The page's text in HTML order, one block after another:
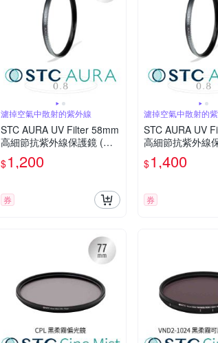
濾掉空氣中散射的紫外線
STC AURA UV Filter 58mm
高細節抗紫外線保護鏡 (公
司貨)
$1,200
券
濾掉空氣中散射的
STC AURA UV
高細節抗紫外線
司貨)
$1,400
券